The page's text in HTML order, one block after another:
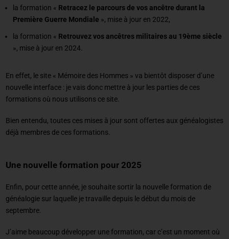
la formation « Retracez le parcours de vos ancêtre durant la
Première Guerre Mondiale », mise à jour en 2022,
la formation « Retrouvez vos ancêtres militaires au 19ème siècle
», mise à jour en 2024.
En effet, le site « Mémoire des Hommes » va bientôt disposer d’une
nouvelle interface : je vais donc mettre à jour les parties de ces
formations où nous utilisons ce site.
Bien entendu, toutes ces mises à jour sont offertes aux généalogistes
déjà membres de ces formations.
Une nouvelle formation pour 2025
Enfin, pour cette année, je souhaite sortir la nouvelle formation de
généalogie sur laquelle je travaille depuis le début du mois de
septembre.
J’aime beaucoup développer une formation, car c’est un moment où